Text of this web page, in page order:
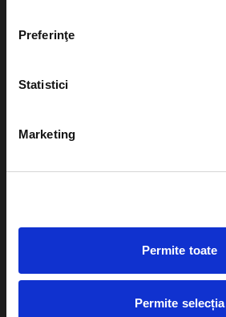
Preferinţe
Statistici
Marketing
Permite toate
Permite selecția
Teatru
festivaluri
Diverse
Despre noi